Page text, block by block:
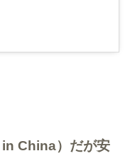
China）だが安